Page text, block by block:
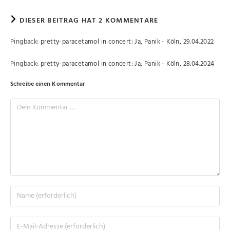
DIESER BEITRAG HAT 2 KOMMENTARE
Pingback: pretty-paracetamol in concert: Ja, Panik - Köln, 29.04.2022
Pingback: pretty-paracetamol in concert: Ja, Panik - Köln, 28.04.2024
Schreibe einen Kommentar